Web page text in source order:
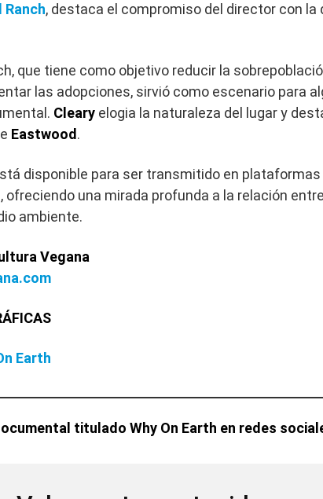
Ranch, destaca el compromiso del director con la
que tiene como objetivo reducir la
las adopciones, sirvió como escenario para
Cleary elogia la naturaleza del lugar y
Eastwood.
disponible para ser transmitido en
ofreciendo una mirada profunda a la relación
ambiente.
Vegana
Earth
titulado Why On Earth en redes